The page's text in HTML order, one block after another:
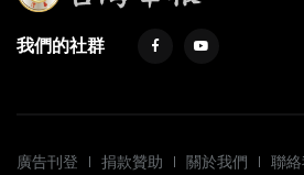
我們的社群
廣告刊登 捐款贊助 關於我們 聯